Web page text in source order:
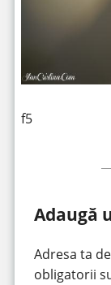
f5
Adaugă
Adresa ta
obligatorii